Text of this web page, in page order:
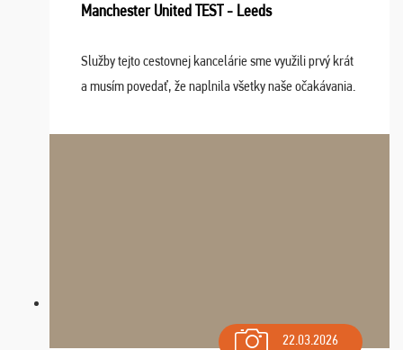
Manchester United TEST - Leeds
Služby tejto cestovnej kancelárie sme využili prvý krát
a musím povedať, že naplnila všetky naše očakávania.
dispozícii nonstop (milí, profesionálni ...
22.03.2026